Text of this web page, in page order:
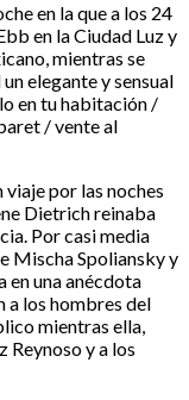
en la que a los 24
en la Ciudad Luz y
mientras se
elegante y sensual
en tu habitación /
/ vente al
viaje por las noches
Dietrich reinaba
Por casi media
Mischa Spoliansky y
en una anécdota
a los hombres del
mientras ella,
Reynoso y a los